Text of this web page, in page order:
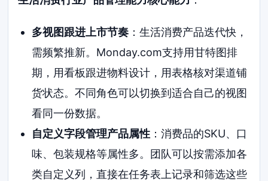
多视图跟进上市节奏：生活消费产品迭代快，
需频繁推新。Monday.com支持用甘特图排
期，用看板跟进物料设计，用表格核对渠道铺
货状态。不同角色可以切换到适合自己的视图
看同一份数据。
自定义字段管理产品属性：消费品的SKU、口
味、包装规格等属性多。团队可以按需添加各
类自定义列，直接在任务表上记录和筛选这些